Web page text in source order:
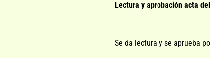
Lectura y aprobación acta
Se da lectura y se aprueba